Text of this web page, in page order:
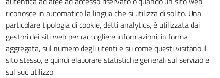
riconosce in automatico la lingua che si utilizza di solito. Una
particolare tipologia di cookie, detti analytics, è utilizzata dai
gestori dei siti web per raccogliere informazioni, in forma
aggregata, sul numero degli utenti e su come questi visitano il
sito stesso, e quindi elaborare statistiche generali sul servizio e
sul suo utilizzo.
essere
disabilitati.
Questi cookie
non raccolgono
informazioni
personali.